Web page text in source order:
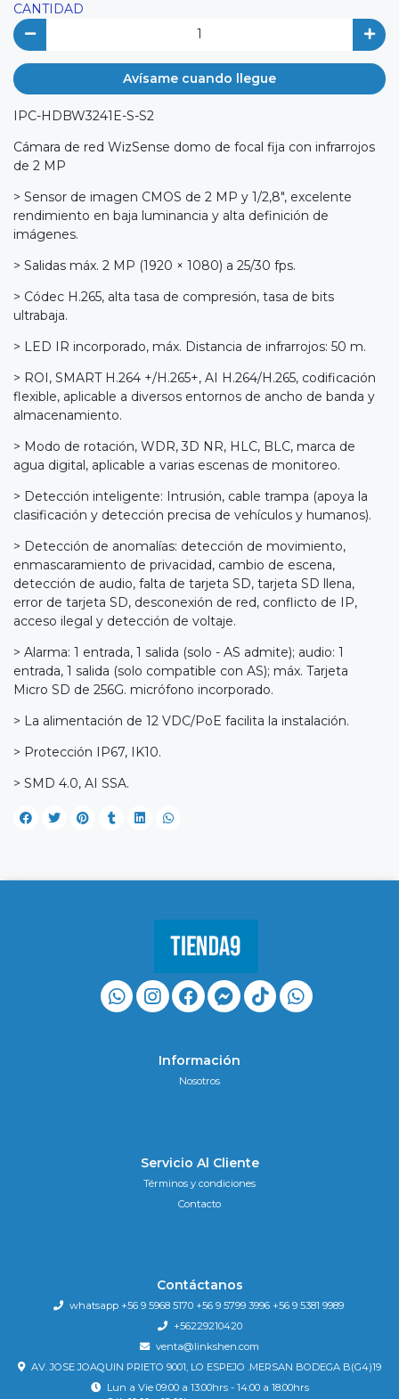
CANTIDAD
Avísame cuando llegue
IPC-HDBW3241E-S-S2
Cámara de red WizSense domo de focal fija con infrarrojos
de 2 MP
> Sensor de imagen CMOS de 2 MP y 1/2,8", excelente
rendimiento en baja luminancia y alta definición de
imágenes.
> Salidas máx. 2 MP (1920 × 1080) a 25/30 fps.
> Códec H.265, alta tasa de compresión, tasa de bits
ultrabaja.
> LED IR incorporado, máx. Distancia de infrarrojos: 50 m.
> ROI, SMART H.264 +/H.265+, AI H.264/H.265, codificación
flexible, aplicable a diversos entornos de ancho de banda y
almacenamiento.
> Modo de rotación, WDR, 3D NR, HLC, BLC, marca de
agua digital, aplicable a varias escenas de monitoreo.
> Detección inteligente: Intrusión, cable trampa (apoya la
clasificación y detección precisa de vehículos y humanos).
> Detección de anomalías: detección de movimiento,
enmascaramiento de privacidad, cambio de escena,
detección de audio, falta de tarjeta SD, tarjeta SD llena,
error de tarjeta SD, desconexión de red, conflicto de IP,
acceso ilegal y detección de voltaje.
> Alarma: 1 entrada, 1 salida (solo - AS admite); audio: 1
entrada, 1 salida (solo compatible con AS); máx. Tarjeta
Micro SD de 256G. micrófono incorporado.
> La alimentación de 12 VDC/PoE facilita la instalación.
> Protección IP67, IK10.
> SMD 4.0, AI SSA.
Información
Nosotros
Servicio Al Cliente
Términos y condiciones
Contacto
Contáctanos
whatsapp +56 9 5968 5170 +56 9 5799 3996 +56 9 5381 9989
+56229210420
venta@linkshen.com
AV. JOSE JOAQUIN PRIETO 9001, LO ESPEJO .MERSAN BODEGA B(G4)19
Lun a Vie 09:00 a 13:00hrs - 14:00 a 18:00hrs